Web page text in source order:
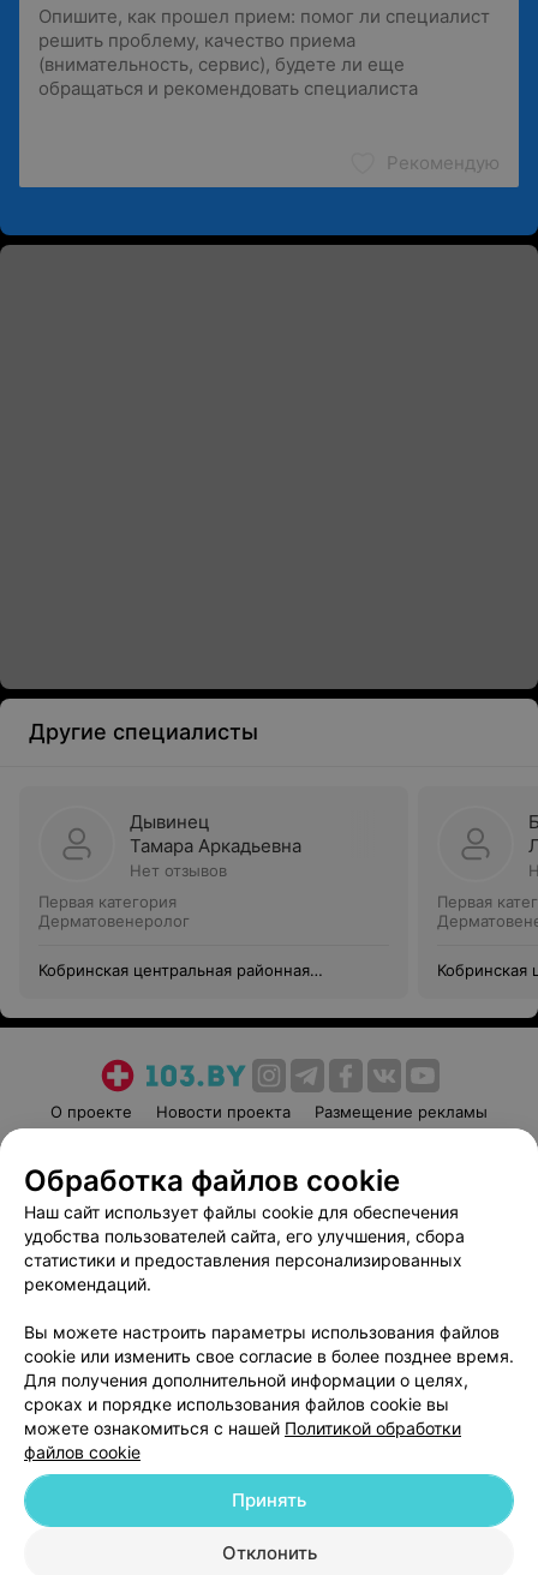
Рекомендую
Другие специалисты
Дывинец
Тамара Аркадьевна
Нет отзывов
Первая категория
Дерматовенеролог
Кобринская центральная районная
Первая
Кобринская
О проекте Новости проекта
Размещение рекламы
Пользовательское соглашение
Способы оплаты
Вакансии
Партнеры
Написать руководителю 103.by
Обработка персональных данных
© 2026 ООО «Артокс Лаб», УНП 191700409
| 220012, Республика Беларусь,
Обработка файлов cookie
Наш сайт использует файлы cookie для обеспечения
удобства пользователей сайта, его улучшения, сбора
статистики и предоставления персонализированных
рекомендаций.
Вы можете настроить параметры использования файлов
cookie или изменить свое согласие в более позднее время.
Для получения дополнительной информации о целях,
сроках и порядке использования файлов cookie вы
можете ознакомиться с нашей Политикой обработки
файлов cookie
Отклонить
Принять